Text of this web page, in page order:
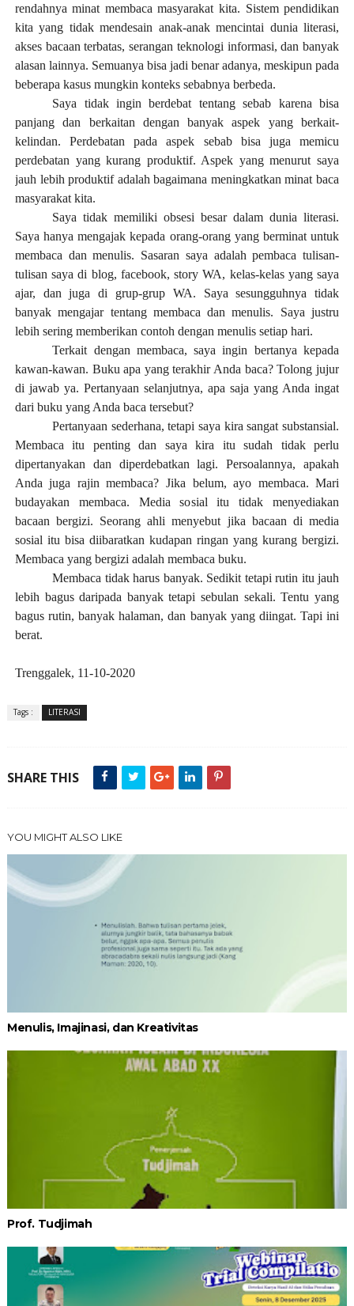
rendahnya minat membaca masyarakat kita. Sistem pendidikan
kita yang tidak mendesain anak-anak mencintai dunia literasi,
akses bacaan terbatas, serangan teknologi informasi, dan banyak
alasan lainnya. Semuanya bisa jadi benar adanya, meskipun pada
beberapa kasus mungkin konteks sebabnya berbeda.
Saya tidak ingin berdebat tentang sebab karena bisa
panjang dan berkaitan dengan banyak aspek yang berkait-
kelindan. Perdebatan pada aspek sebab bisa juga memicu
perdebatan yang kurang produktif. Aspek yang menurut saya
jauh lebih produktif adalah bagaimana meningkatkan minat baca
masyarakat kita.
Saya tidak memiliki obsesi besar dalam dunia literasi.
Saya hanya mengajak kepada orang-orang yang berminat untuk
membaca dan menulis. Sasaran saya adalah pembaca tulisan-
tulisan saya di blog, facebook, story WA, kelas-kelas yang saya
ajar, dan juga di grup-grup WA. Sayasesungguhnyatidak
banyak mengajar tentang membaca dan menulis. Saya justru
lebih sering memberikan contoh dengan menulis setiap hari.
Terkait dengan membaca, saya ingin bertanya kepada
kawan-kawan. Buku apa yang terakhir Anda baca? Tolong jujur
di jawab ya. Pertanyaan selanjutnya, apa saja yang Anda ingat
dari buku yang Anda baca tersebut?
Pertanyaan sederhana, tetapi saya kira sangat substansial.
Membaca itu penting dan saya kira itu sudah tidak perlu
dipertanyakan dan diperdebatkan lagi. Persoalannya, apakah
Anda juga rajin membaca? Jika belum, ayo membaca. Mari
budayakan membaca. Media sosial itu tidak menyediakan
bacaan bergizi. Seorang ahli menyebut jika bacaan di media
sosial itu bisa diibaratkankudapan ringan yang kurang bergizi.
Membaca yang bergizi adalah membaca buku.
Membaca tidak harus banyak. Sedikit tetapi rutin itu jauh
lebih bagus daripada banyak tetapi sebulan sekali. Tentu yang
bagus rutin, banyak halaman, dan banyak yang diingat. Tapi ini
berat.
Trenggalek, 11-10-2020
Tags : LITERASI
SHARE THIS
YOU MIGHT ALSO LIKE
Menulis, Imajinasi, dan Kreativitas
Prof. Tudjimah